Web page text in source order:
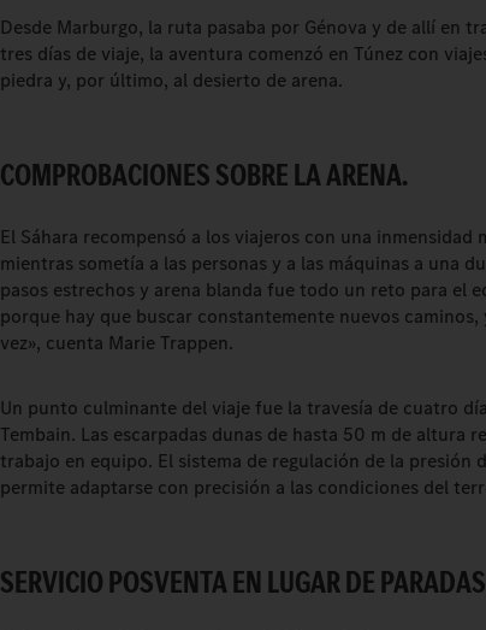
Desde Marburgo, la ruta pasaba por Génova y de allí en
tres días de viaje, la aventura comenzó en Túnez con
piedra y, por último, al desierto de arena.
COMPROBACIONES SOBRE LA ARENA.
El Sáhara recompensó a los viajeros con una
mientras sometía a las personas y a las máquinas a una
pasos estrechos y arena blanda fue todo un reto para el
porque hay que buscar constantemente nuevos
vez», cuenta Marie Trappen.
Un punto culminante del viaje fue la travesía de cuatro
Tembain. Las escarpadas dunas de hasta 50 m de altura
trabajo en equipo. El sistema de regulación de la presión
permite adaptarse con precisión a las condiciones del
SERVICIO POSVENTA EN LUGAR DE